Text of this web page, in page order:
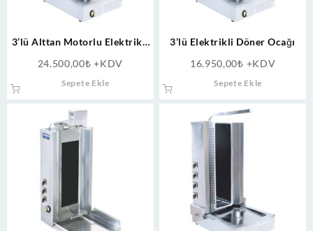
3’lü Alttan Motorlu Elektrikli
24.500,00₺ +KDV
Sepete Ekle
3’lü Elektrikli Döner Ocağı
16.950,00₺ +KDV
Sepete Ekle